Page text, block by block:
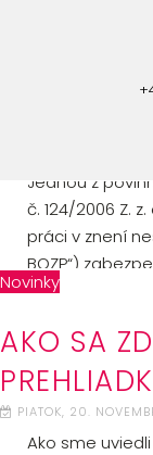
Novinky
AKO SA
PIATOK, 20.
zamestnanca,
Jednou z
č. 124/2006 Z.
práci v znení
BOZP“)
dohľadu
prihliadnutím
podmienky na
Ako sme